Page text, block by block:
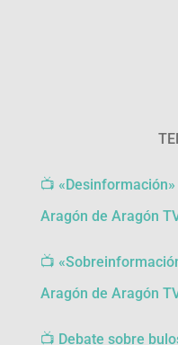
📺
Aragón de Aragón
📺
Aragón de Aragón
📺 Debate sobre